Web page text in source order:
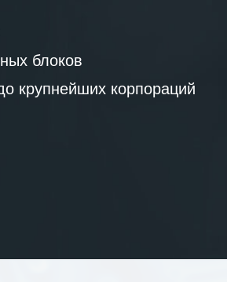
блоков
крупнейших корпораций